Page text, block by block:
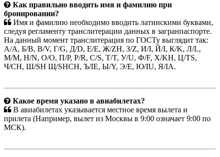
Как правильно вводить имя и фамилию при
бронировании?
Имя и фамилию необходимо вводить латинскими буквами,
следуя регламенту транслитерации данных в загранпаспорте.
На данный момент транслитерация по ГОСТу выглядит так:
A/А, Б/B, В/V, Г/G, Д/D, Е/E, Ж/ZH, З/Z, И/I, Й/I, К/K, Л/L,
М/M, Н/N, О/O, П/P, Р/R, С/S, Т/T, У/U, Ф/F, Х/KH, Ц/TS,
Ч/CH, Ш/SH Щ/SHCH, Ъ/IE, Ы/Y, Э/E, Ю/IU, Я/IA.
Какое время указано в авиабилетах?
В авиабилетах указывается местное время вылета и
прилета (Например, вылет из Москвы в 9:00 означает 9:00 по
МСК).